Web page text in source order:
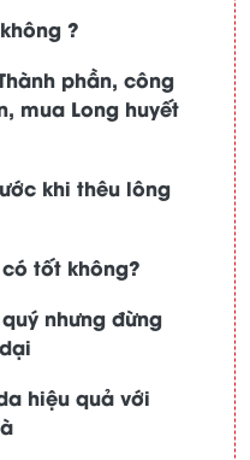
?
phần, công
mua Long huyết
khi thêu lông
tốt không?
nhưng đừng
hiệu quả với